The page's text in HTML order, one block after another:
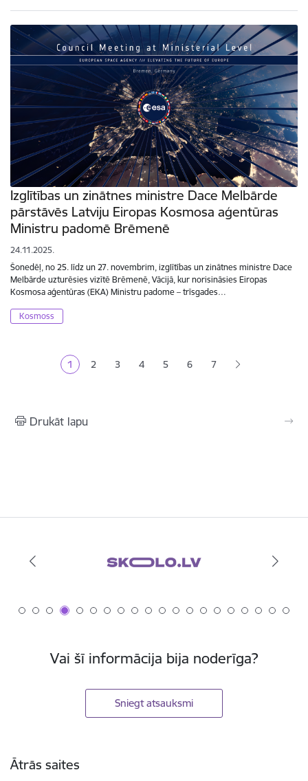
Izglītības un zinātnes ministre Dace Melbārde
pārstāvēs Latviju Eiropas Kosmosa aģentūras
Ministru padomē Brēmenē
24.11.2025.
Šonedēļ, no 25. līdz un 27. novembrim, izglītības un zinātnes ministre Dace
Melbārde uzturēsies vizītē Brēmenē, Vācijā, kur norisināsies Eiropas
Kosmosa aģentūras (EKA) Ministru padome – trīsgades…
Kosmoss
Pašreizējā lapa
1 Lapa
2 Lapa
3 Lapa
4 Lapa
5 Lapa
6 7
Drukāt lapu
Vai šī informācija bija noderīga?
Sniegt atsauksmi
Ātrās saites